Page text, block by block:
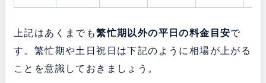
上記はあくまでも繁忙期以外の平日の料金目安で
す。繁忙期や土日祝日は下記のように相場が上がる
ことを意識しておきましょう。